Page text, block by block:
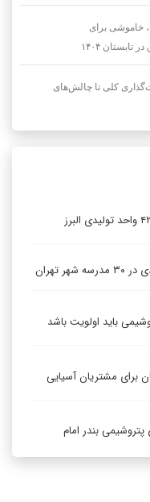
خاموشی برای
۱۴۰۴
کلی تا چالش‌های
تهران
باید اولویت باشد
مشتریان آسیایی